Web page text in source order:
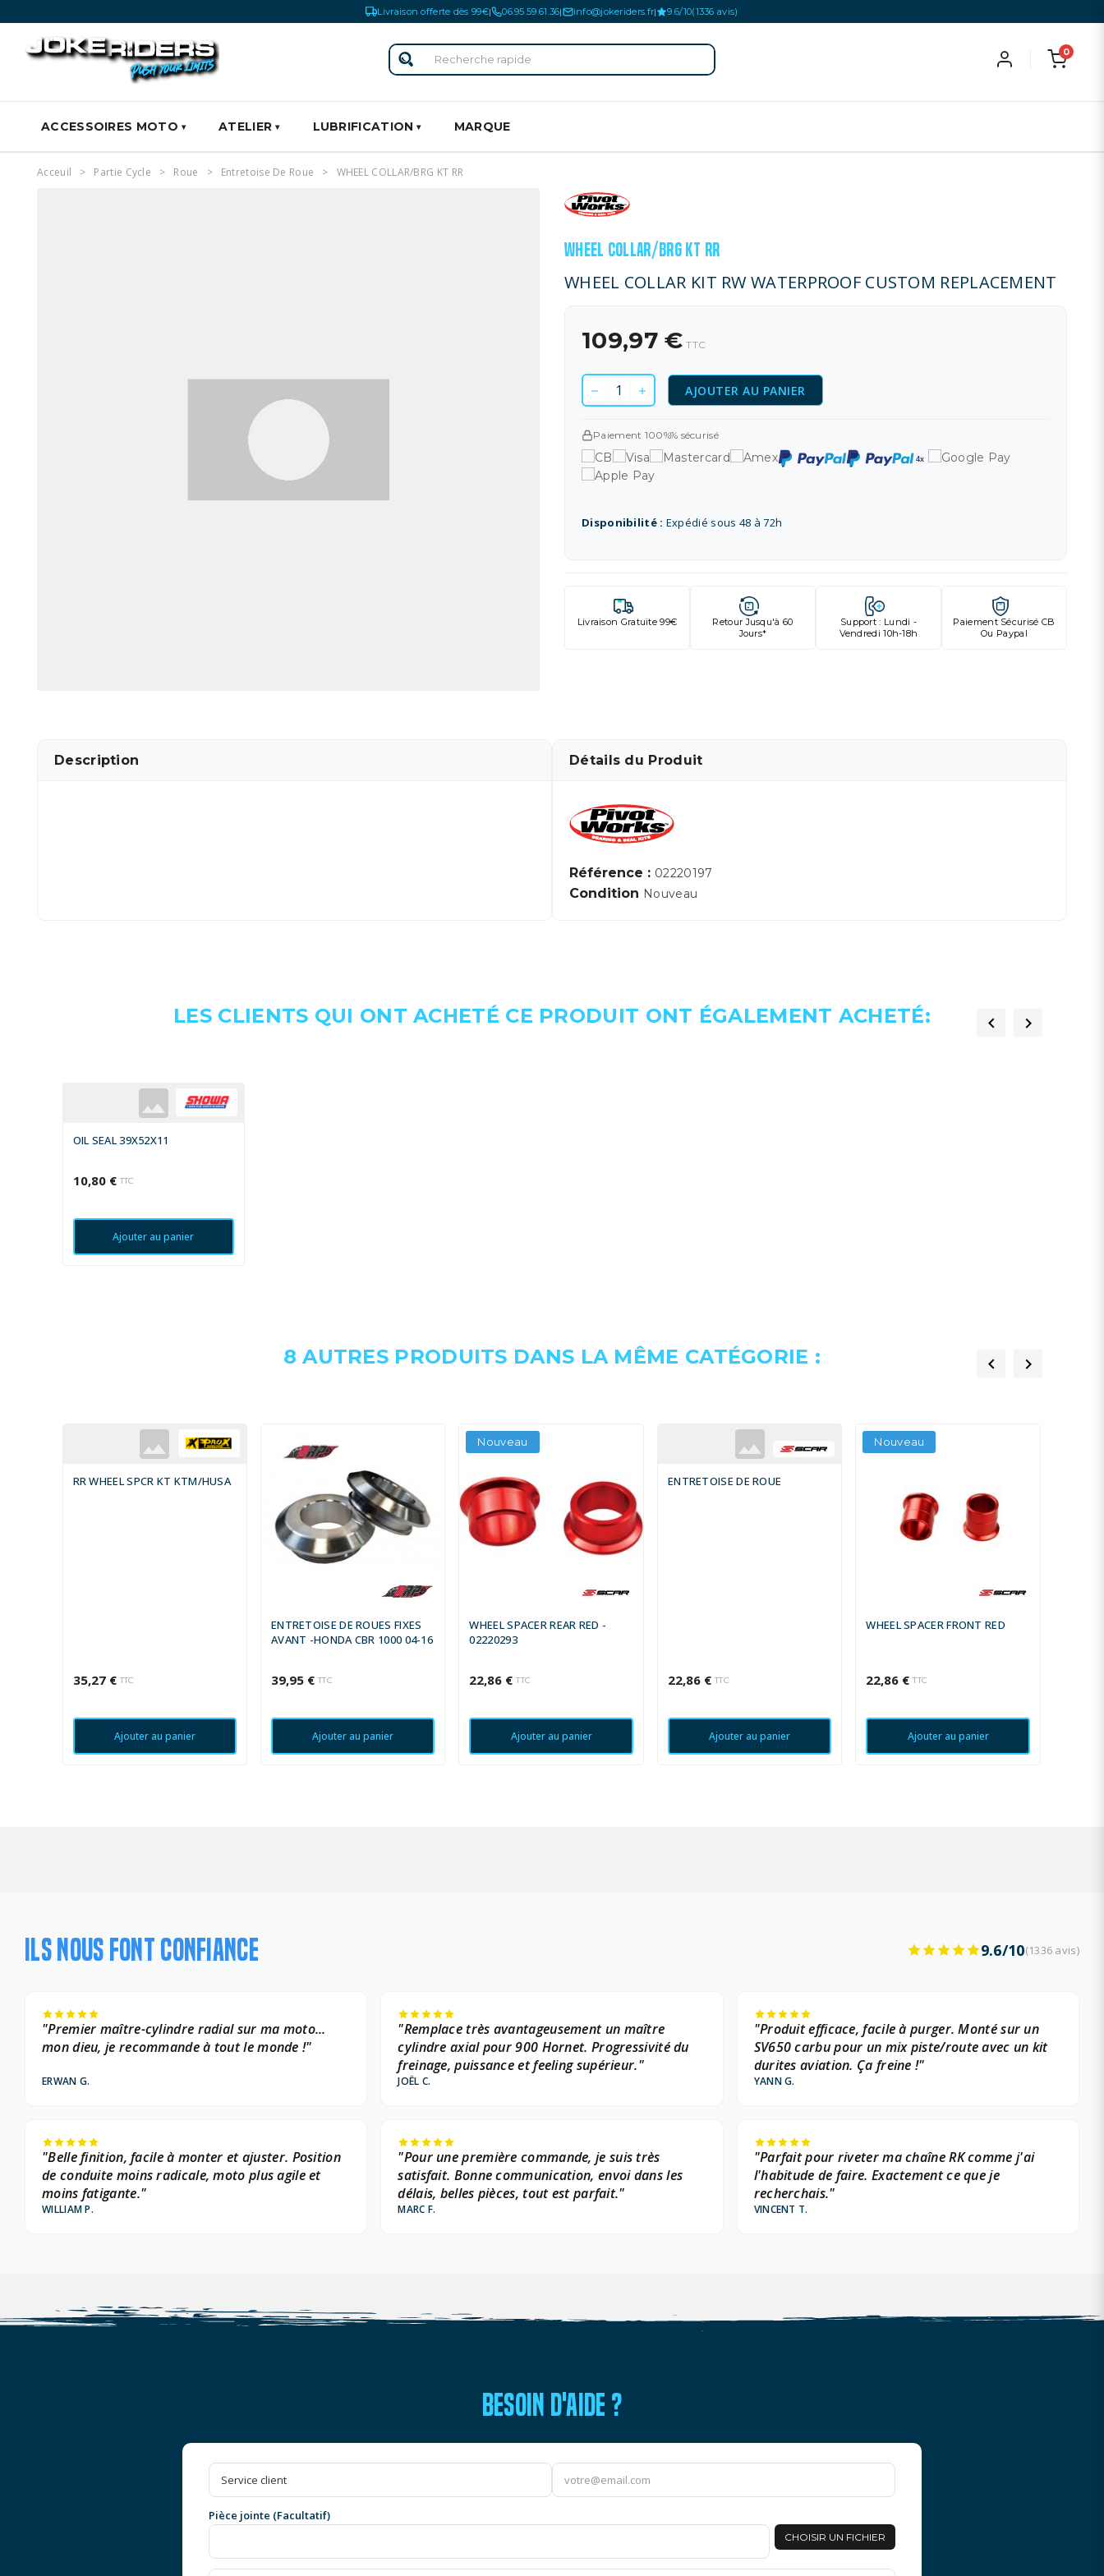
Livraison offerte dès 99€| 06.95.59.61.36| info@jokeriders.fr| 9.6/10(1336 avis)
0
ACCESSOIRES MOTO ATELIER LUBRIFICATION MARQUE
Acceuil Partie Cycle Roue Entretoise De Roue WHEEL COLLAR/BRG KT RR
WHEEL COLLAR/BRG KT RR
WHEEL COLLAR KIT RW WATERPROOF CUSTOM REPLACEMENT
109,97 € TTC
AJOUTER AU PANIER
Paiement 100%% sécurisé
Disponibilité : Expédié sous 48 à 72h
Livraison Gratuite 99€
Retour Jusqu'à 60
Jours*
Support : Lundi -
Vendredi 10h-18h
Paiement Sécurisé CB
Ou Paypal
Description Détails du Produit
Référence : 02220197
Condition Nouveau
LES CLIENTS QUI ONT ACHETÉ CE PRODUIT ONT ÉGALEMENT ACHETÉ:  
OIL SEAL 39X52X11
10,80 € TTC
Ajouter au panier
8 AUTRES PRODUITS DANS LA MÊME CATÉGORIE :  
RR WHEEL SPCR KT KTM/HUSA
35,27 € TTC
Ajouter au panier
ENTRETOISE DE ROUES FIXES
AVANT -HONDA CBR 1000 04-16
39,95 € TTC
Ajouter au panier
Nouveau
WHEEL SPACER REAR RED -
02220293
22,86 € TTC
Ajouter au panier
ENTRETOISE DE ROUE
22,86 € TTC
Ajouter au panier
Nouveau
WHEEL SPACER FRONT RED
22,86 € TTC
Ajouter au panier
ILS NOUS FONT CONFIANCE 9.6/10(1336 avis)
"Premier maître-cylindre radial sur ma moto...
mon dieu, je recommande à tout le monde !"
ERWAN G.
"Remplace très avantageusement un maître
cylindre axial pour 900 Hornet. Progressivité du
freinage, puissance et feeling supérieur."
JOËL C.
"Produit efficace, facile à purger. Monté sur un
SV650 carbu pour un mix piste/route avec un kit
durites aviation. Ça freine !"
YANN G.
"Belle finition, facile à monter et ajuster. Position
de conduite moins radicale, moto plus agile et
moins fatigante."
WILLIAM P.
"Pour une première commande, je suis très
satisfait. Bonne communication, envoi dans les
délais, belles pièces, tout est parfait."
MARC F.
"Parfait pour riveter ma chaîne RK comme j'ai
l'habitude de faire. Exactement ce que je
recherchais."
VINCENT T.
BESOIN D'AIDE ?
Pièce jointe (Facultatif)
CHOISIR UN FICHIER